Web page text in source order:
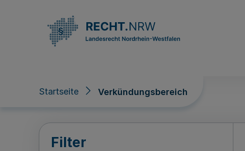
Startseite Verkündungsbereich
Verkündungsbereich
Filter